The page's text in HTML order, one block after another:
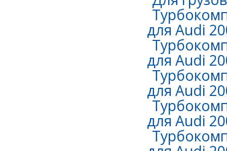
для Audi
для Audi
для Audi
для Audi